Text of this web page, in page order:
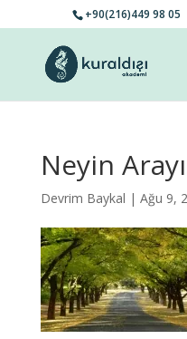
+90(216)449 98 05
Neyin
Devrim Baykal | Ağu 9,